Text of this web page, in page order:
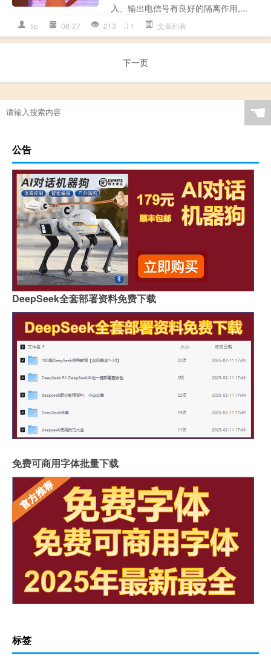
入、输出电信号有良好的隔离作用,...
tlp 08-27 213 1 文章列表
下一页
☚
公告
DeepSeek全套部署资料免费下载
免费可商用字体批量下载
标签